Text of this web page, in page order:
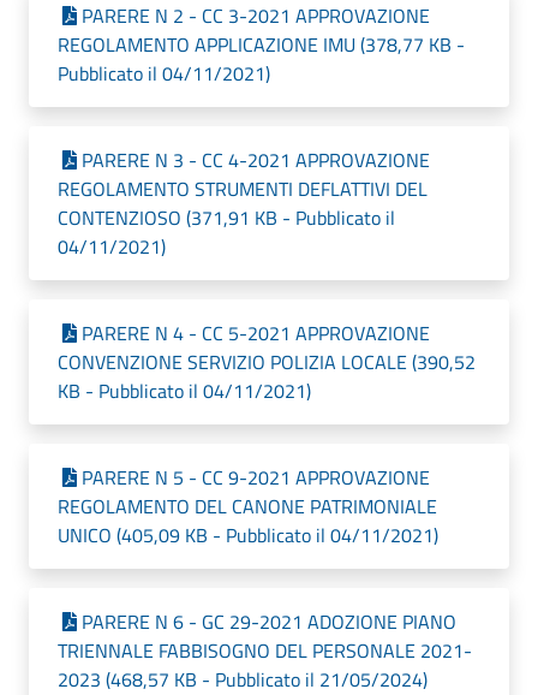
PARERE N 2 - CC 3-2021 APPROVAZIONE
REGOLAMENTO APPLICAZIONE IMU (378,77 KB -
Pubblicato il 04/11/2021)
PARERE N 3 - CC 4-2021 APPROVAZIONE
REGOLAMENTO STRUMENTI DEFLATTIVI DEL
CONTENZIOSO (371,91 KB - Pubblicato il
04/11/2021)
PARERE N 4 - CC 5-2021 APPROVAZIONE
CONVENZIONE SERVIZIO POLIZIA LOCALE (390,52
KB - Pubblicato il 04/11/2021)
PARERE N 5 - CC 9-2021 APPROVAZIONE
REGOLAMENTO DEL CANONE PATRIMONIALE
UNICO (405,09 KB - Pubblicato il 04/11/2021)
PARERE N 6 - GC 29-2021 ADOZIONE PIANO
TRIENNALE FABBISOGNO DEL PERSONALE 2021-
2023 (468,57 KB - Pubblicato il 21/05/2024)